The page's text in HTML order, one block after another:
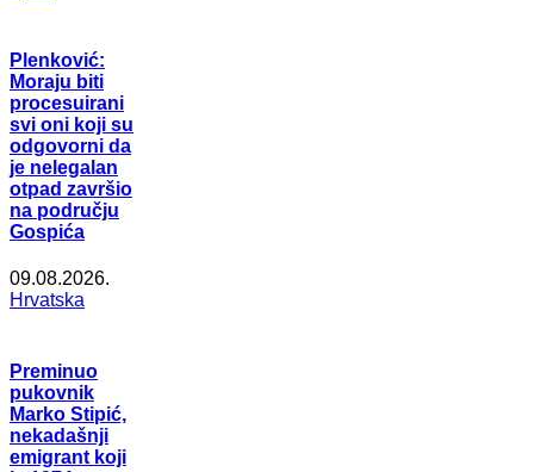
Plenković:
Moraju biti
procesuirani
svi oni koji su
odgovorni da
je nelegalan
otpad završio
na području
Gospića
09.08.2026.
Hrvatska
Preminuo
pukovnik
Marko Stipić,
nekadašnji
emigrant koji